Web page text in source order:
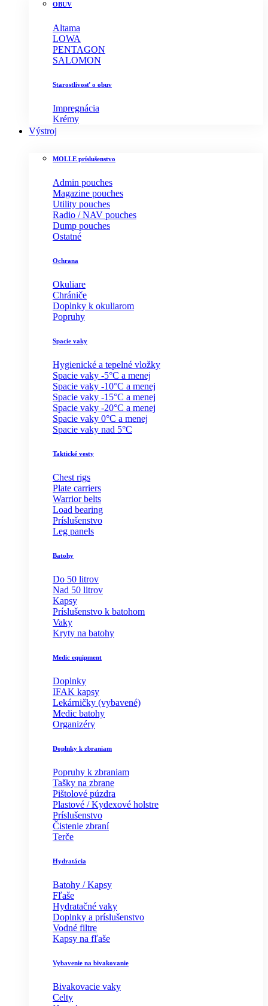
OBUV
Altama
LOWA
PENTAGON
SALOMON
Starostlivosť o obuv
Impregnácia
Krémy
Výstroj
MOLLE príslušenstvo
Admin pouches
Magazine pouches
Utility pouches
Radio / NAV pouches
Dump pouches
Ostatné
Ochrana
Okuliare
Chrániče
Doplnky k okuliarom
Popruhy
Spacie vaky
Hygienické a tepelné vložky
Spacie vaky -5°C a menej
Spacie vaky -10°C a menej
Spacie vaky -15°C a menej
Spacie vaky -20°C a menej
Spacie vaky 0°C a menej
Spacie vaky nad 5°C
Taktické vesty
Chest rigs
Plate carriers
Warrior belts
Load bearing
Príslušenstvo
Leg panels
Batohy
Do 50 litrov
Nad 50 litrov
Kapsy
Príslušenstvo k batohom
Vaky
Kryty na batohy
Medic equipment
Doplnky
IFAK kapsy
Lekárničky (vybavené)
Medic batohy
Organizéry
Doplnky k zbraniam
Popruhy k zbraniam
Tašky na zbrane
Pištolové púzdra
Plastové / Kydexové holstre
Príslušenstvo
Čistenie zbraní
Terče
Hydratácia
Batohy / Kapsy
Fľaše
Hydratačné vaky
Doplnky a príslušenstvo
Vodné filtre
Kapsy na fľaše
Vybavenie na bivakovanie
Bivakovacie vaky
Celty